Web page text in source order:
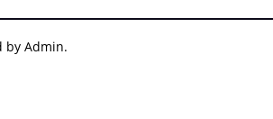
by Admin.